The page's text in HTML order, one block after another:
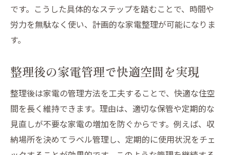
です。こうした具体的なステップを踏むことで、時間や
労力を無駄なく使い、計画的な家電整理が可能になりま
す。
整理後の家電管理で快適空間を実現
整理後は家電の管理方法を工夫することで、快適な住空
間を長く維持できます。理由は、適切な保管や定期的な
見直しが不要な家電の増加を防ぐからです。例えば、収
納場所を決めてラベル管理し、定期的に使用状況をチェ